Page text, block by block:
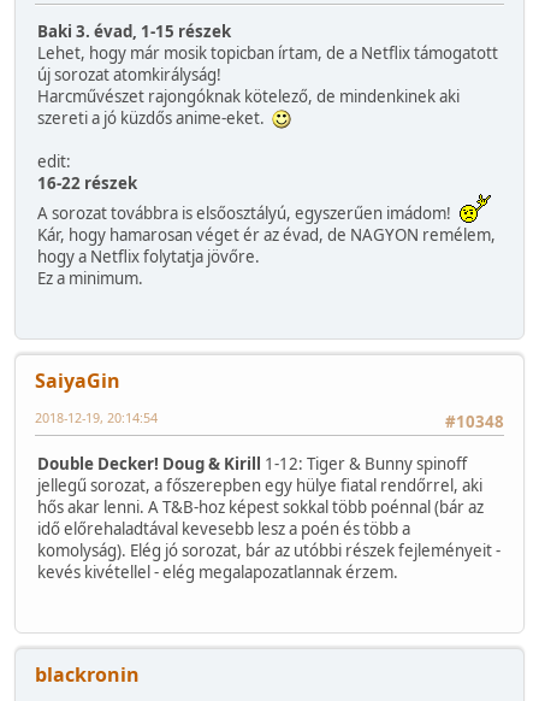
Baki 3. évad, 1-15 részek
Lehet, hogy már mosik topicban írtam, de a Netflix támogatott
új sorozat atomkirályság!
Harcművészet rajongóknak kötelező, de mindenkinek aki
szereti a jó küzdős anime-eket.
edit:
16-22 részek
A sorozat továbbra is elsőosztályú, egyszerűen imádom!
Kár, hogy hamarosan véget ér az évad, de NAGYON remélem,
hogy a Netflix folytatja jövőre.
Ez a minimum.
SaiyaGin
#10348
2018-12-19, 20:14:54
Double Decker! Doug & Kirill 1-12: Tiger & Bunny spinoff
jellegű sorozat, a főszerepben egy hülye fiatal rendőrrel, aki
hős akar lenni. A T&B-hoz képest sokkal több poénnal (bár az
idő előrehaladtával kevesebb lesz a poén és több a
komolyság). Elég jó sorozat, bár az utóbbi részek fejleményeit -
kevés kivétellel - elég megalapozatlannak érzem.
blackronin